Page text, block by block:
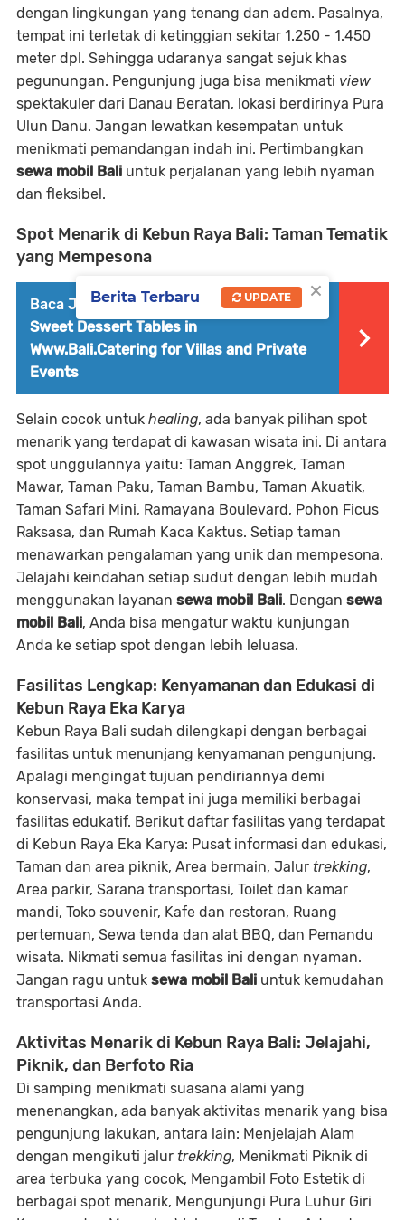
dengan lingkungan yang tenang dan adem. Pasalnya,
tempat ini terletak di ketinggian sekitar 1.250 - 1.450
meter dpl. Sehingga udaranya sangat sejuk khas
pegunungan. Pengunjung juga bisa menikmati view
spektakuler dari Danau Beratan, lokasi berdirinya Pura
Ulun Danu. Jangan lewatkan kesempatan untuk
menikmati pemandangan indah ini. Pertimbangkan
sewa mobil Bali untuk perjalanan yang lebih nyaman
dan fleksibel.
Spot Menarik di Kebun Raya Bali: Taman Tematik
yang Mempesona
Baca Juga : Last-Minute Catering &
Sweet Dessert Tables in
Www.Bali.Catering for Villas and Private
Events
Selain cocok untuk healing, ada banyak pilihan spot
menarik yang terdapat di kawasan wisata ini. Di antara
spot unggulannya yaitu: Taman Anggrek, Taman
Mawar, Taman Paku, Taman Bambu, Taman Akuatik,
Taman Safari Mini, Ramayana Boulevard, Pohon Ficus
Raksasa, dan Rumah Kaca Kaktus. Setiap taman
menawarkan pengalaman yang unik dan mempesona.
Jelajahi keindahan setiap sudut dengan lebih mudah
menggunakan layanan sewa mobil Bali. Dengan sewa
mobil Bali, Anda bisa mengatur waktu kunjungan
Anda ke setiap spot dengan lebih leluasa.
Fasilitas Lengkap: Kenyamanan dan Edukasi di
Kebun Raya Eka Karya
Kebun Raya Bali sudah dilengkapi dengan berbagai
fasilitas untuk menunjang kenyamanan pengunjung.
Apalagi mengingat tujuan pendiriannya demi
konservasi, maka tempat ini juga memiliki berbagai
fasilitas edukatif. Berikut daftar fasilitas yang terdapat
di Kebun Raya Eka Karya: Pusat informasi dan edukasi,
Taman dan area piknik, Area bermain, Jalur trekking,
Area parkir, Sarana transportasi, Toilet dan kamar
mandi, Toko souvenir, Kafe dan restoran, Ruang
pertemuan, Sewa tenda dan alat BBQ, dan Pemandu
wisata. Nikmati semua fasilitas ini dengan nyaman.
Jangan ragu untuk sewa mobil Bali untuk kemudahan
transportasi Anda.
Aktivitas Menarik di Kebun Raya Bali: Jelajahi,
Piknik, dan Berfoto Ria
Di samping menikmati suasana alami yang
menenangkan, ada banyak aktivitas menarik yang bisa
pengunjung lakukan, antara lain: Menjelajah Alam
dengan mengikuti jalur trekking, Menikmati Piknik di
area terbuka yang cocok, Mengambil Foto Estetik di
berbagai spot menarik, Mengunjungi Pura Luhur Giri
×
Berita Terbaru UPDATE